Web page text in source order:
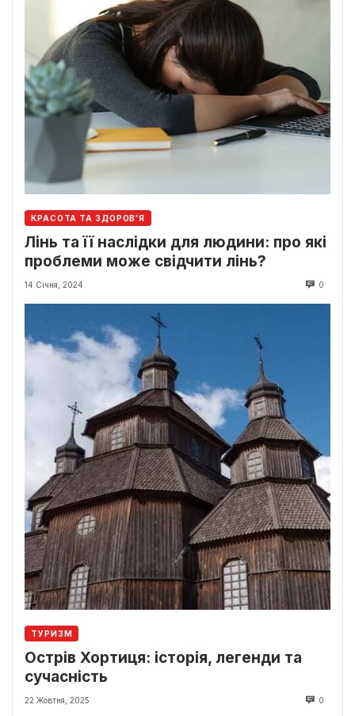
КРАСОТА ТА ЗДОРОВ'Я
Лінь та її наслідки для людини: про які
проблеми може свідчити лінь?
14 Січня, 2024 0
ТУРИЗМ
Острів Хортиця: історія, легенди та
сучасність
22 Жовтня, 2025 0